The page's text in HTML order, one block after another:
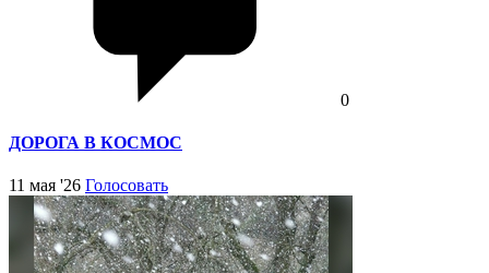
0
ДОРОГА В КОСМОС
11 мая '26 Голосовать